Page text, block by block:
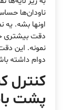
ناودان‌ها
اونها بشه.
دقت بیشتری
نمونه. این
دوام داشته
کنترل
پشت